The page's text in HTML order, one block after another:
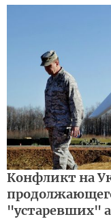
Конфликт на
"устаревших"